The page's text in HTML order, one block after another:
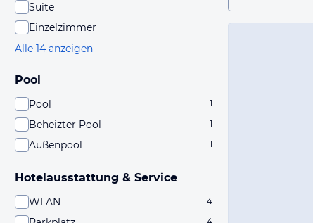
Suite
Einzelzimmer
Alle 14 anzeigen
Pool
Pool 1
Beheizter Pool 1
Außenpool 1
Hotelausstattung & Service
WLAN 4